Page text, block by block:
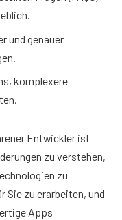
und genauer
komplexere
Entwickler ist
zu verstehen,
zu
Sie zu erarbeiten, und
Apps